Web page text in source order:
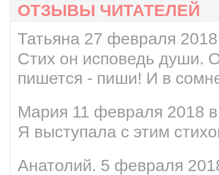
ОТЗЫВЫ ЧИТАТЕЛЕЙ
Татьяна 27 февраля
Стих он исповедь души.
пишется - пиши! И в
Мария 11 февраля 2018
Я выступала с этим
Анатолий. 5 февраля